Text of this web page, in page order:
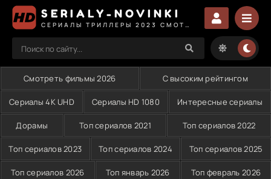
SERIALY-NOVINKI
Смотреть фильмы 2026 С высоким рейтингом
Сериалы 4K UHD Сериалы HD 1080 Интересные сериалы
Дорамы Топ сериалов 2021 Топ сериалов 2022
Топ сериалов 2023 Топ сериалов 2024 Топ сериалов 2025
Топ сериалов 2026 Топ январь 2026 Топ февраль 2026